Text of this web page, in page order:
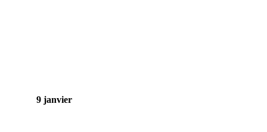
9 janvier